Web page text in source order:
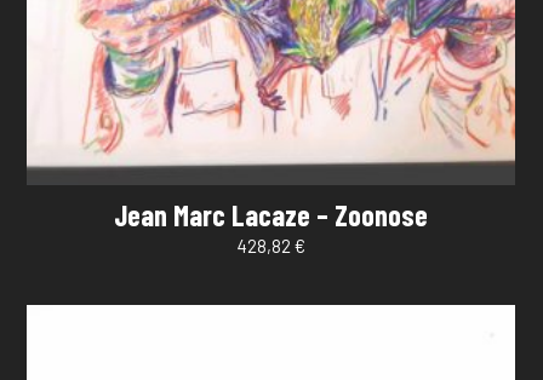
Jean Marc Lacaze – Zoonose
428,82 €